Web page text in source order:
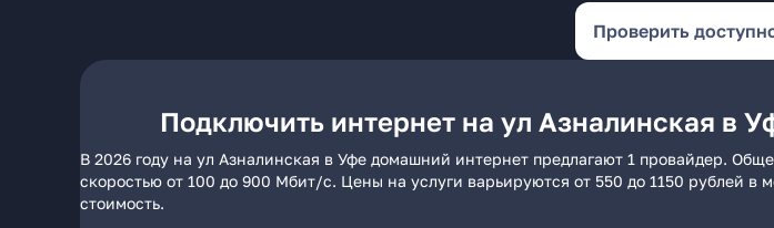
Проверить
Подключить интернет на ул Азналинская в
В 2026 году на ул Азналинская в Уфе домашний интернет предлагают 1 провайдер.
скоростью от 100 до 900 Мбит/с. Цены на услуги варьируются от 550 до 1150 рублей
стоимость.